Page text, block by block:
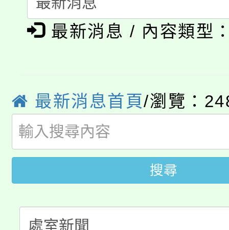
《TA101》溝通分析基
程，歡迎學生輔導中心
系所師生報名參加。
淨零綠生活教案入校路
會
115年食農教育專業人
學籍身 分審查程序及
版
淨零綠領人才培育課程
公告本校115學年度第
代理(課)教師甄選結果
「2026金融保險知識
桃園市115學年度學生
代理(課)教師甄選結果(
公告本校115學年度第
最新消息 / 內容類型
最新消息首頁/瀏覽：
搜尋